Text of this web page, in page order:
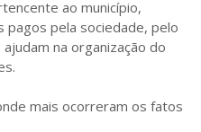
ao município,
pela sociedade, pelo
na organização do
mais ocorreram os fatos